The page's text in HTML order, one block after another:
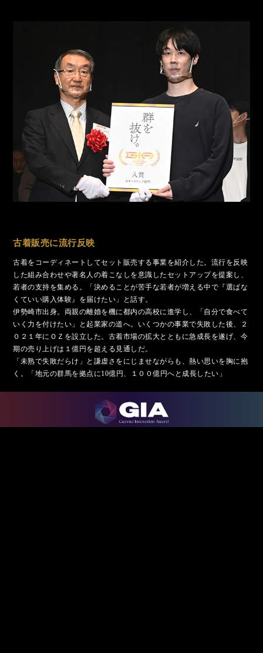
古着販売に流行反映
古着をコーディネートしてセット販売する事業を紹介した。流行を反映
した組み合わせや著名人の着こなしを意識したセットアップを提案し、
若者の支持を集める。「決めることが苦手な若者が増える中で『選ばな
くていい購入体験』を届けたい」と話す。
伊勢崎市出身。両親の離婚を機に都内の高校に進学し、「自分で食べて
いく力を付けたい」と起業家の道へ。いくつかの事業で失敗した後、２
０２１年にＯＺを設立した。古着市場の拡大とともに急成長を遂げ、今
期の売り上げは１億円を超える見通しだ。
「未熟で失敗だらけ」と謙虚さをにじませながらも、熱い思いを胸に抱
く。「地元の群馬を拠点に10億円、１００億円へと成長したい」